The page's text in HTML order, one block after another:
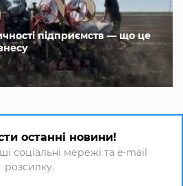
підприємств — що це
останні новини!
соціальні мережі та e-mail
розсилку.